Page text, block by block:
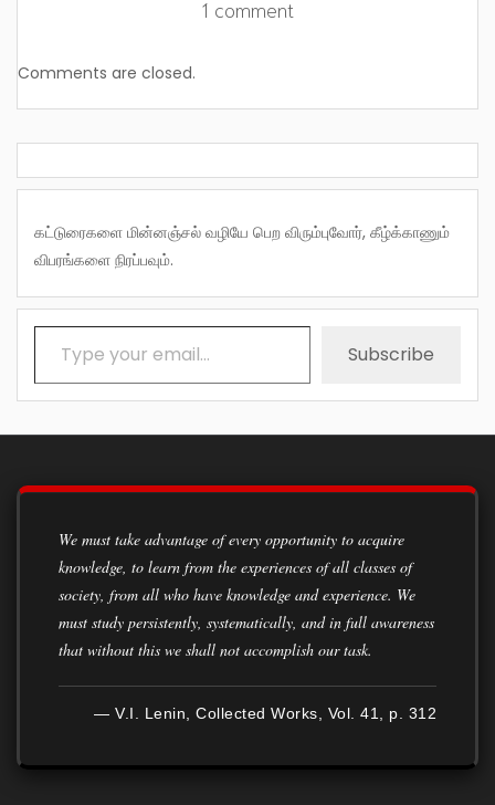
1 comment
Comments are closed.
கட்டுரைகளை மின்னஞ்சல் வழியே பெற விரும்புவோர், கீழ்க்காணும்
விபரங்களை நிரப்பவும்.
Type your email…
Subscribe
We must take advantage of every opportunity to acquire
knowledge, to learn from the experiences of all classes of
society, from all who have knowledge and experience. We
must study persistently, systematically, and in full awareness
that without this we shall not accomplish our task.
— V.I. Lenin, Collected Works, Vol. 41, p. 312